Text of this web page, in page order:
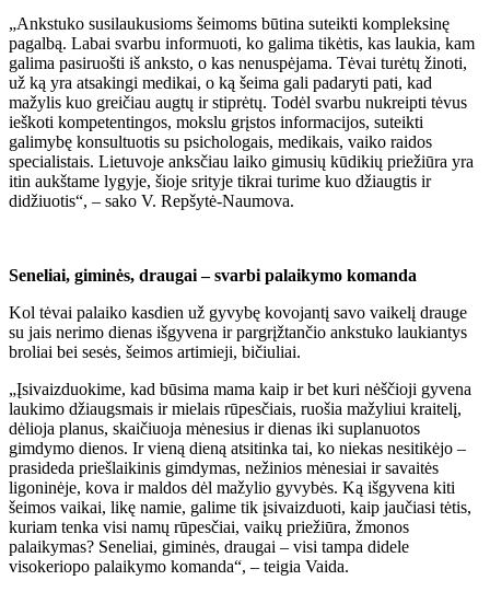
„Ankstuko susilaukusioms šeimoms būtina suteikti kompleksinę
pagalbą. Labai svarbu informuoti, ko galima tikėtis, kas laukia, kam
galima pasiruošti iš anksto, o kas nenuspėjama. Tėvai turėtų žinoti,
už ką yra atsakingi medikai, o ką šeima gali padaryti pati, kad
mažylis kuo greičiau augtų ir stiprėtų. Todėl svarbu nukreipti tėvus
ieškoti kompetentingos, mokslu grįstos informacijos, suteikti
galimybę konsultuotis su psichologais, medikais, vaiko raidos
specialistais. Lietuvoje anksčiau laiko gimusių kūdikių priežiūra yra
itin aukštame lygyje, šioje srityje tikrai turime kuo džiaugtis ir
didžiuotis“, – sako V. Repšytė-Naumova.
Seneliai, giminės, draugai – svarbi palaikymo komanda
Kol tėvai palaiko kasdien už gyvybę kovojantį savo vaikelį drauge
su jais nerimo dienas išgyvena ir pargrįžtančio ankstuko laukiantys
broliai bei sesės, šeimos artimieji, bičiuliai.
„Įsivaizduokime, kad būsima mama kaip ir bet kuri nėščioji gyvena
laukimo džiaugsmais ir mielais rūpesčiais, ruošia mažyliui kraitelį,
dėlioja planus, skaičiuoja mėnesius ir dienas iki suplanuotos
gimdymo dienos. Ir vieną dieną atsitinka tai, ko niekas nesitikėjo –
prasideda priešlaikinis gimdymas, nežinios mėnesiai ir savaitės
ligoninėje, kova ir maldos dėl mažylio gyvybės. Ką išgyvena kiti
šeimos vaikai, likę namie, galime tik įsivaizduoti, kaip jaučiasi tėtis,
kuriam tenka visi namų rūpesčiai, vaikų priežiūra, žmonos
palaikymas? Seneliai, giminės, draugai – visi tampa didele
visokeriopo palaikymo komanda“, – teigia Vaida.